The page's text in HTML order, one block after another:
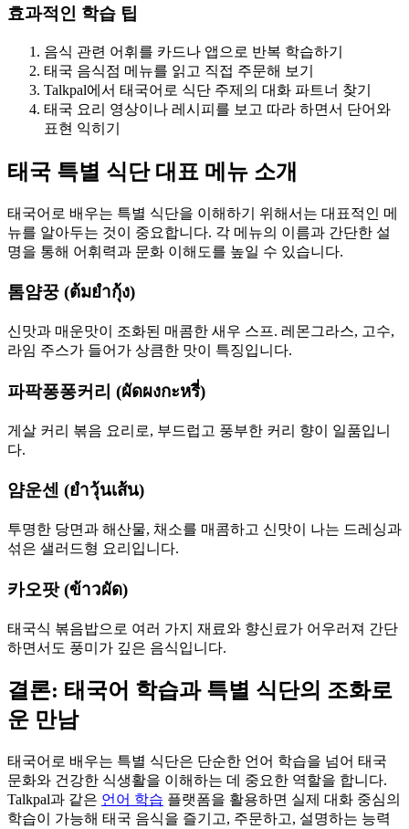
효과적인 학습 팁
음식 관련 어휘를 카드나 앱으로 반복 학습하기
태국 음식점 메뉴를 읽고 직접 주문해 보기
Talkpal에서 태국어로 식단 주제의 대화 파트너 찾기
태국 요리 영상이나 레시피를 보고 따라 하면서 단어와
표현 익히기
태국 특별 식단 대표 메뉴 소개
태국어로 배우는 특별 식단을 이해하기 위해서는 대표적인 메
뉴를 알아두는 것이 중요합니다. 각 메뉴의 이름과 간단한 설
명을 통해 어휘력과 문화 이해도를 높일 수 있습니다.
톰얌꿍 (ต้มยำกุ้ง)
신맛과 매운맛이 조화된 매콤한 새우 스프. 레몬그라스, 고수,
라임 주스가 들어가 상큼한 맛이 특징입니다.
파팍퐁퐁커리 (ผัดผงกะหรี่)
게살 커리 볶음 요리로, 부드럽고 풍부한 커리 향이 일품입니
다.
얌운센 (ยำวุ้นเส้น)
투명한 당면과 해산물, 채소를 매콤하고 신맛이 나는 드레싱과
섞은 샐러드형 요리입니다.
카오팟 (ข้าวผัด)
태국식 볶음밥으로 여러 가지 재료와 향신료가 어우러져 간단
하면서도 풍미가 깊은 음식입니다.
결론: 태국어 학습과 특별 식단의 조화로
운 만남
태국어로 배우는 특별 식단은 단순한 언어 학습을 넘어 태국
문화와 건강한 식생활을 이해하는 데 중요한 역할을 합니다.
Talkpal과 같은 언어 학습 플랫폼을 활용하면 실제 대화 중심의
학습이 가능해 태국 음식을 즐기고, 주문하고, 설명하는 능력